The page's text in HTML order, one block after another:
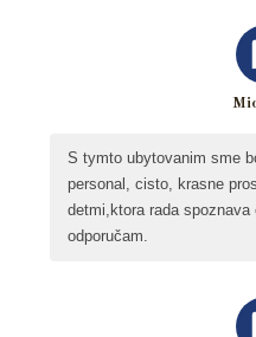
S tymto ubytovanim sme
personal, cisto, krasne
detmi,ktora rada spoznava
odporučam.